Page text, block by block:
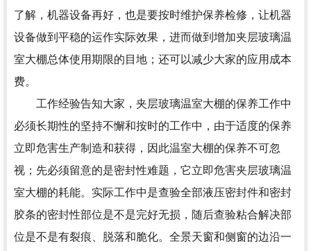
了解，机器设备再好，也是要按时维护保养检修，让机器
设备做到平稳的运作实际效果，进而做到增加夹层玻璃温
室大棚总体使用期限的目地；还可以减少大家的应用成本
费。
工作经验告知大家，夹层玻璃温室大棚的保养工作中
必须长期性的坚持不懈和按时的工作中，由于适度的保养
立即危害生产制造和获得，因此温室大棚的保养不可忽
视；先必须留意的是密封性难题，它立即危害夹层玻璃温
室大棚的耗能。实际工作中是查验全部液压密封件和密封
胶条的密封性部位是不是完好无损，随后查验粘合解决部
位是不是有裂痕、脱落和脆化。全景天窗和侧窗的边沿一